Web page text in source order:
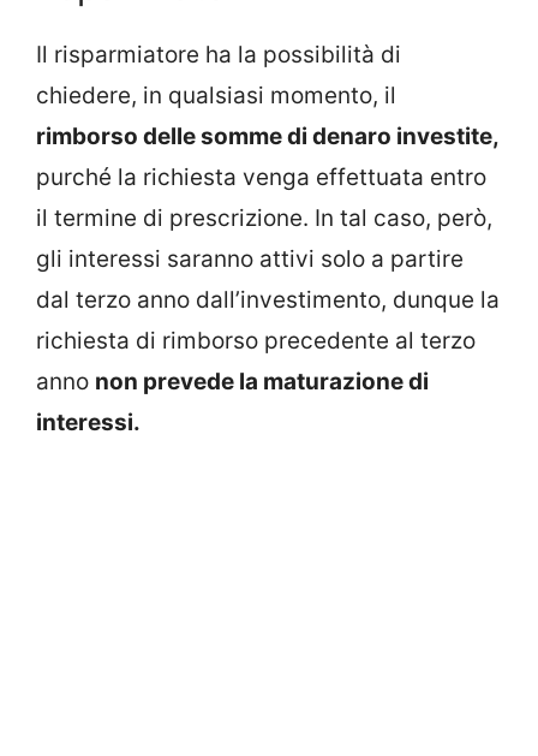
Il risparmiatore ha la possibilità di
chiedere, in qualsiasi momento, il
rimborso delle somme di denaro investite,
purché la richiesta venga effettuata entro
il termine di prescrizione. In tal caso, però,
gli interessi saranno attivi solo a partire
dal terzo anno dall’investimento, dunque la
richiesta di rimborso precedente al terzo
anno non prevede la maturazione di
interessi.